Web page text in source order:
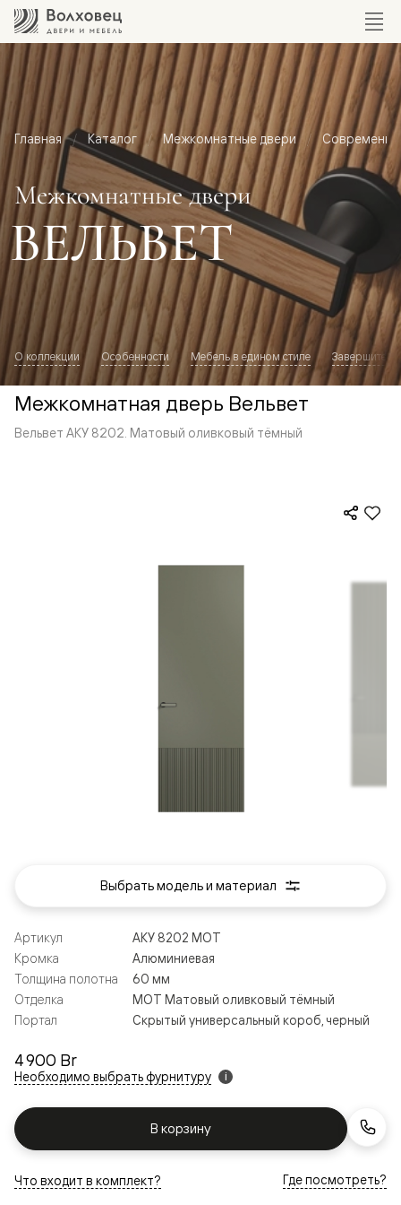
Главная Каталог Межкомнатные двери
Межкомнатные двери
ВЕЛЬВЕТ
О коллекции Особенности Мебель в едином стиле Завершите
Межкомнатная дверь Вельвет
Вельвет АКУ 8202. Матовый оливковый тёмный
4 900 Br
Необходимо выбрать фурнитуру i
В корзину
Артикул
АКУ 8202 МОТ
Кромка
Алюминиевая
Толщина полотна
60 мм
Отделка
МОТ Матовый оливковый тёмный
Портал
Скрытый универсальный короб, черный
Что входит в комплект? Где посмотреть?
Выбрать модель и материал